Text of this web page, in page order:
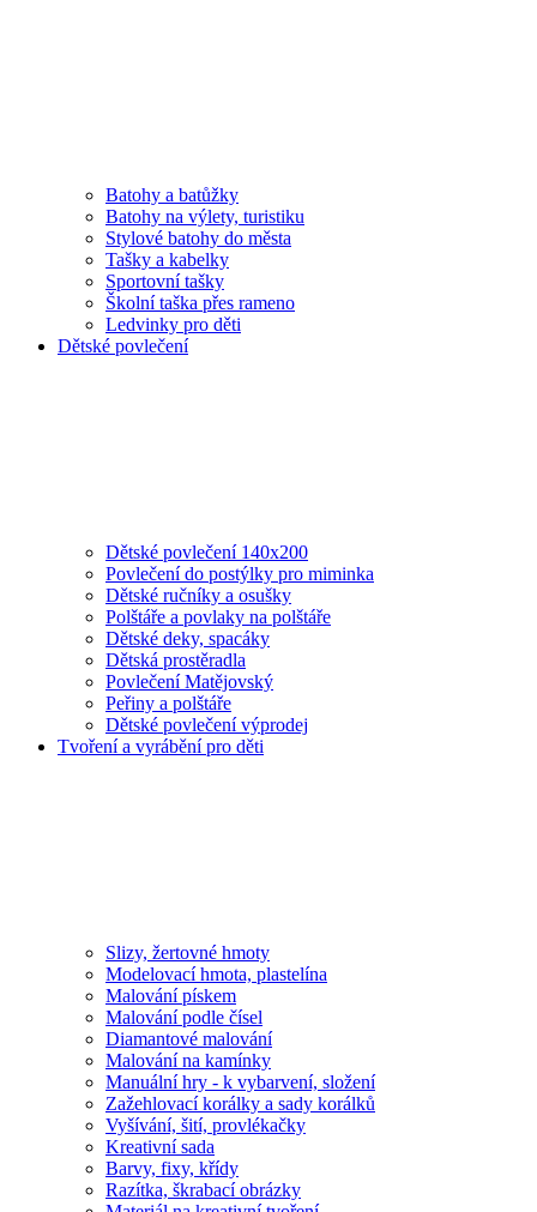
Batohy a batůžky
Batohy na výlety, turistiku
Stylové batohy do města
Tašky a kabelky
Sportovní tašky
Školní taška přes rameno
Ledvinky pro děti
Dětské povlečení
Dětské povlečení 140x200
Povlečení do postýlky pro miminka
Dětské ručníky a osušky
Polštáře a povlaky na polštáře
Dětské deky, spacáky
Dětská prostěradla
Povlečení Matějovský
Peřiny a polštáře
Dětské povlečení výprodej
Tvoření a vyrábění pro děti
Slizy, žertovné hmoty
Modelovací hmota, plastelína
Malování pískem
Malování podle čísel
Diamantové malování
Malování na kamínky
Manuální hry - k vybarvení, složení
Zažehlovací korálky a sady korálků
Vyšívání, šití, provlékačky
Kreativní sada
Barvy, fixy, křídy
Razítka, škrabací obrázky